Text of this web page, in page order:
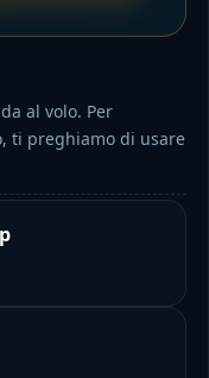
al volo. Per
ti preghiamo di usare